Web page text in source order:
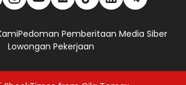
Pedoman Pemberitaan Media Siber
Lowongan Pekerjaan